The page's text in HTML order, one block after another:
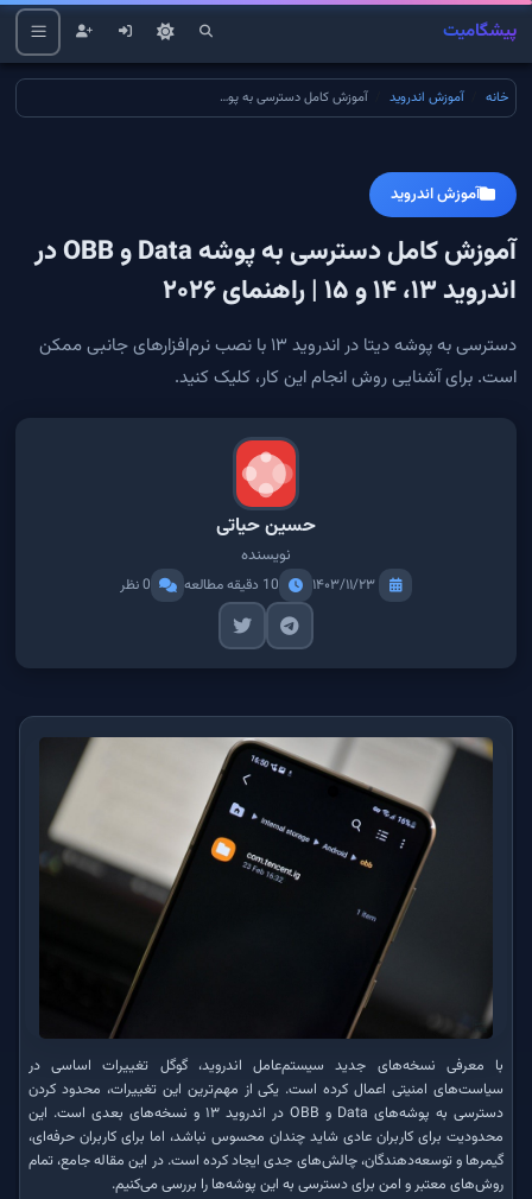
پیشگامیت
خانه آموزش اندروید آموزش کامل دسترسی به پوشه Data و OBB در اندروید ۱۳، ۱۴ و ۱۵ | راهنمای ۲۰۲۶
آموزش اندروید
آموزش کامل دسترسی به پوشه Data و OBB در
اندروید ۱۳، ۱۴ و ۱۵ | راهنمای ۲۰۲۶
دسترسی به پوشه دیتا در اندروید ۱۳ با نصب نرم‌افزارهای جانبی ممکن
است. برای آشنایی روش انجام این کار، کلیک کنید.
حسین حیاتی
نویسنده
۱۴۰۳/۱۱/۲۳ 10 دقیقه مطالعه 0 نظر
با معرفی نسخه‌های جدید سیستم‌عامل اندروید، گوگل تغییرات اساسی در
سیاست‌های امنیتی اعمال کرده است. یکی از مهم‌ترین این تغییرات، محدود کردن
دسترسی به پوشه‌های Data و OBB در اندروید ۱۳ و نسخه‌های بعدی است. این
محدودیت برای کاربران عادی شاید چندان محسوس نباشد، اما برای کاربران حرفه‌ای،
گیمرها و توسعه‌دهندگان، چالش‌های جدی ایجاد کرده است. در این مقاله جامع، تمام
روش‌های معتبر و امن برای دسترسی به این پوشه‌ها را بررسی می‌کنیم.